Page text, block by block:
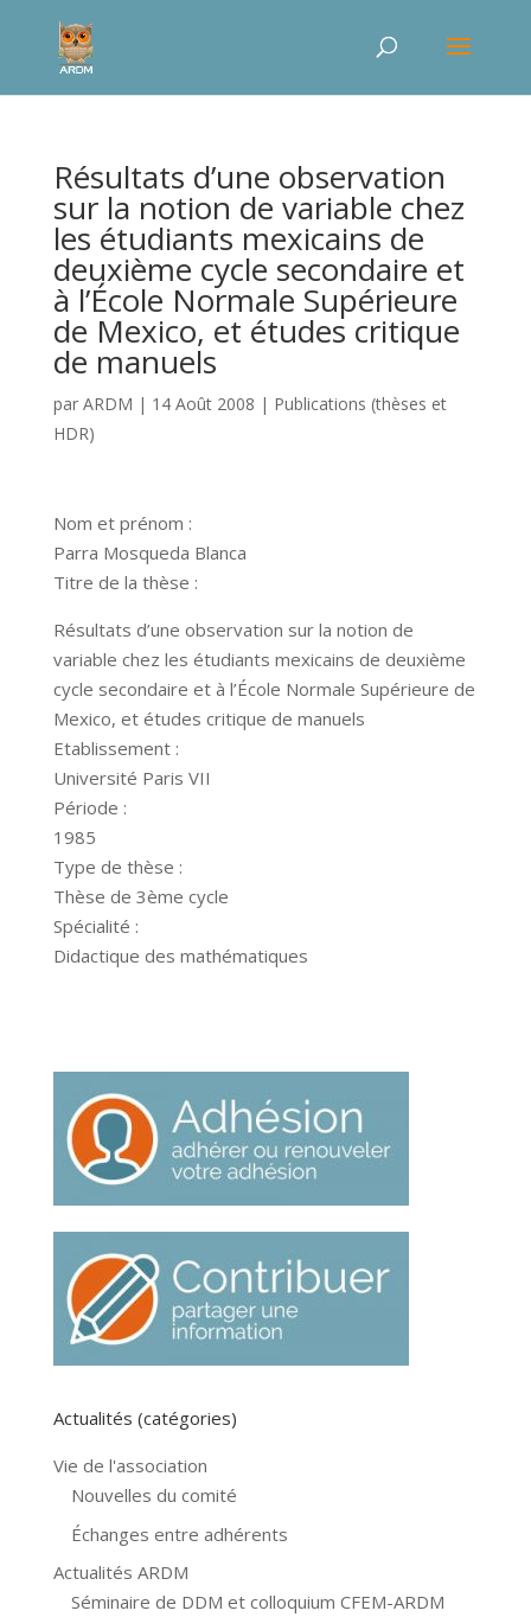
Résultats d’une observation
sur la notion de variable chez
les étudiants mexicains de
deuxième cycle secondaire et
à l’École Normale Supérieure
de Mexico, et études critique
de manuels
par ARDM | 14 Août 2008 | Publications (thèses et
HDR)
Nom et prénom :
Parra Mosqueda Blanca
Titre de la thèse :
Résultats d’une observation sur la notion de
variable chez les étudiants mexicains de deuxième
cycle secondaire et à l’École Normale Supérieure de
Mexico, et études critique de manuels
Etablissement :
Université Paris VII
Période :
1985
Type de thèse :
Thèse de 3ème cycle
Spécialité :
Didactique des mathématiques
Actualités (catégories)
Vie de l'association
Nouvelles du comité
Échanges entre adhérents
Actualités ARDM
Séminaire de DDM et colloquium CFEM-ARDM